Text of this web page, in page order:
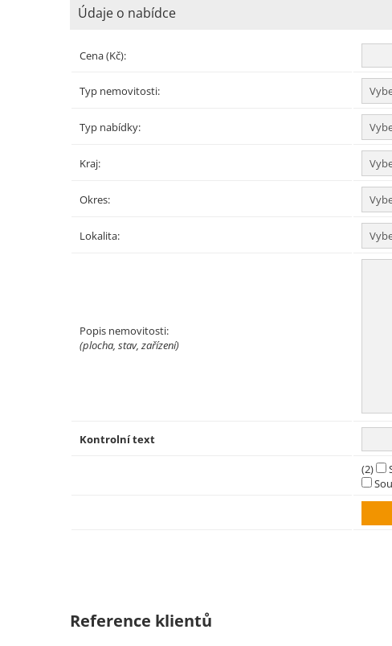
Údaje o nabídce
Cena (Kč):
Typ nemovitosti:
Typ nabídky:
Kraj:
Okres:
Lokalita:
Popis nemovitosti:
(plocha, stav, zařízení)
Kontrolní text
(2)
Reference klientů